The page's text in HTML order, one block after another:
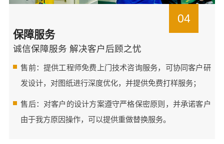
04
保障服务
诚信保障服务 解决客户后顾之忧
售前：提供工程师免费上门技术咨询服务，可协同客户研
发设计，对图纸进行深度优化，并提供免费打样服务；
售后：对客户的设计方案遵守严格保密原则，并承诺客户
由于我方原因操作，可以提供重做替换服务。